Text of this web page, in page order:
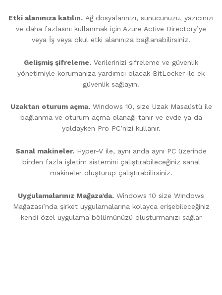
Etki alanınıza katılın. Ağ dosyalarınızı, sunucunuzu, yazıcınızı
ve daha fazlasını kullanmak için Azure Active Directory’ye
veya İş veya okul etki alanınıza bağlanabilirsiniz.
Gelişmiş şifreleme. Verilerinizi şifreleme ve güvenlik
yönetimiyle korumanıza yardımcı olacak BitLocker ile ek
güvenlik sağlayın.
Uzaktan oturum açma.Windows 10, size Uzak Masaüstü ile
bağlanma ve oturum açma olanağı tanır ve evde ya da
yoldayken Pro PC’nizi kullanır.
Sanal makineler. Hyper-V ile, aynı anda aynı PC üzerinde
birden fazla işletim sistemini çalıştırabileceğiniz sanal
makineler oluşturup çalıştırabilirsiniz.
Uygulamalarınız Mağaza’da. Windows 10 size Windows
Mağazası’nda şirket uygulamalarına kolayca erişebileceğiniz
kendi özel uygulama bölümünüzü oluşturmanızı sağlar